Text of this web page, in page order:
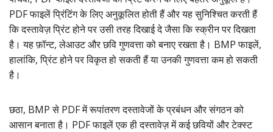
PDF फाइलें प्रिंटिंग के लिए अनुकूलित होती हैं और यह सुनिश्चित करती हैं
कि दस्तावेज़ प्रिंट होने पर उसी तरह दिखाई दे जैसा कि स्क्रीन पर दिखता
है। यह फ़ॉन्ट, लेआउट और छवि गुणवत्ता को बनाए रखता है। BMP फाइलें,
हालांकि, प्रिंट होने पर विकृत हो सकती हैं या उनकी गुणवत्ता कम हो सकती
है।
छठा, BMP से PDF में रूपांतरण दस्तावेजों के प्रबंधन और संगठन को
आसान बनाता है। PDF फाइलें एक ही दस्तावेज़ में कई छवियों और टेक्स्ट